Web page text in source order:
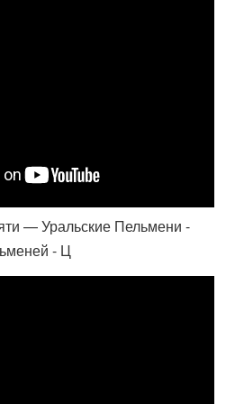
— Уральские Пельмени -
- Ц